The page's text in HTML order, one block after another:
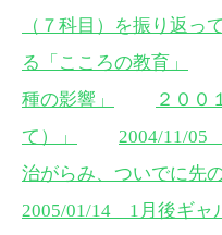
（７科目）を振り返って
る「こころの教育」
種の影響」
２００
て）」
2004/11/
治がらみ、ついでに先
2005/01/14 1月後ギャ